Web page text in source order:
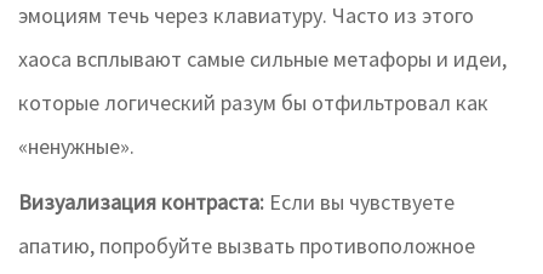
эмоциям течь через клавиатуру. Часто из этого
хаоса всплывают самые сильные метафоры и идеи,
которые логический разум бы отфильтровал как
«ненужные».
Визуализация контраста: Если вы чувствуете
апатию, попробуйте вызвать противоположное